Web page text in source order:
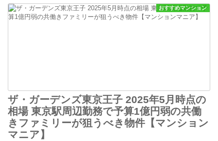
おすすめマンション
ザ・ガーデンズ東京王子 2025年5月時点の
相場 東京駅周辺勤務で予算1億円弱の共働
きファミリーが狙うべき物件【マンション
マニア】